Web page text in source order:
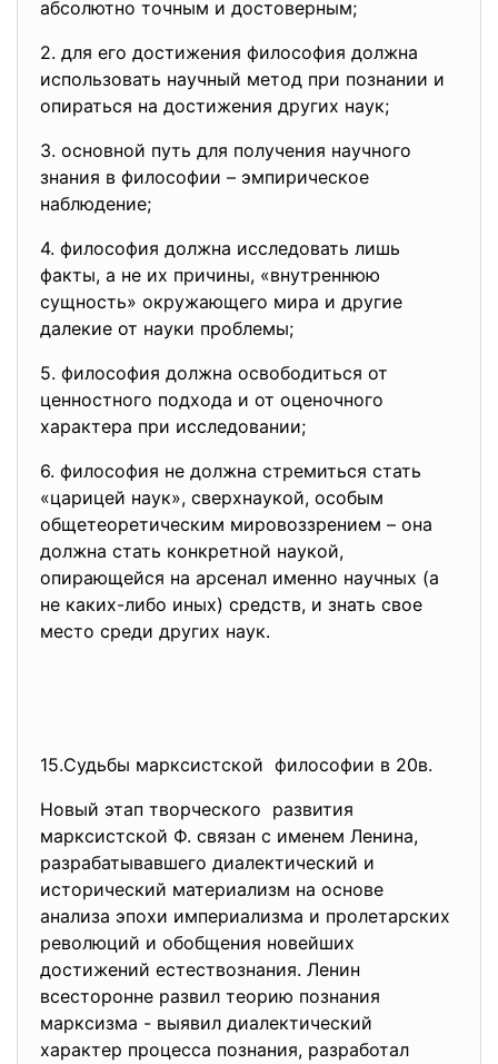
абсолютно точным и достоверным;
2. для его достижения философия должна
использовать научный метод при познании и
опираться на достижения других наук;
3. основной путь для получения научного
знания в философии – эмпирическое
наблюдение;
4. философия должна исследовать лишь
факты, а не их причины, «внутреннюю
сущность» окружающего мира и другие
далекие от науки проблемы;
5. философия должна освободиться от
ценностного подхода и от оценочного
характера при исследовании;
6. философия не должна стремиться стать
«царицей наук», сверхнаукой, особым
общетеоретическим мировоззрением – она
должна стать конкретной наукой,
опирающейся на арсенал именно научных (а
не каких-либо иных) средств, и знать свое
место среди других наук.
15.Судьбы марксистской философии в 20в.
Новый этап творческого развития
марксистской Ф. связан с именем Ленина,
разрабатывавшего диалектический и
исторический материализм на основе
анализа эпохи империализма и пролетарских
революций и обобщения новейших
достижений естествознания. Ленин
всесторонне развил теорию познания
марксизма - выявил диалектический
характер процесса познания, разработал